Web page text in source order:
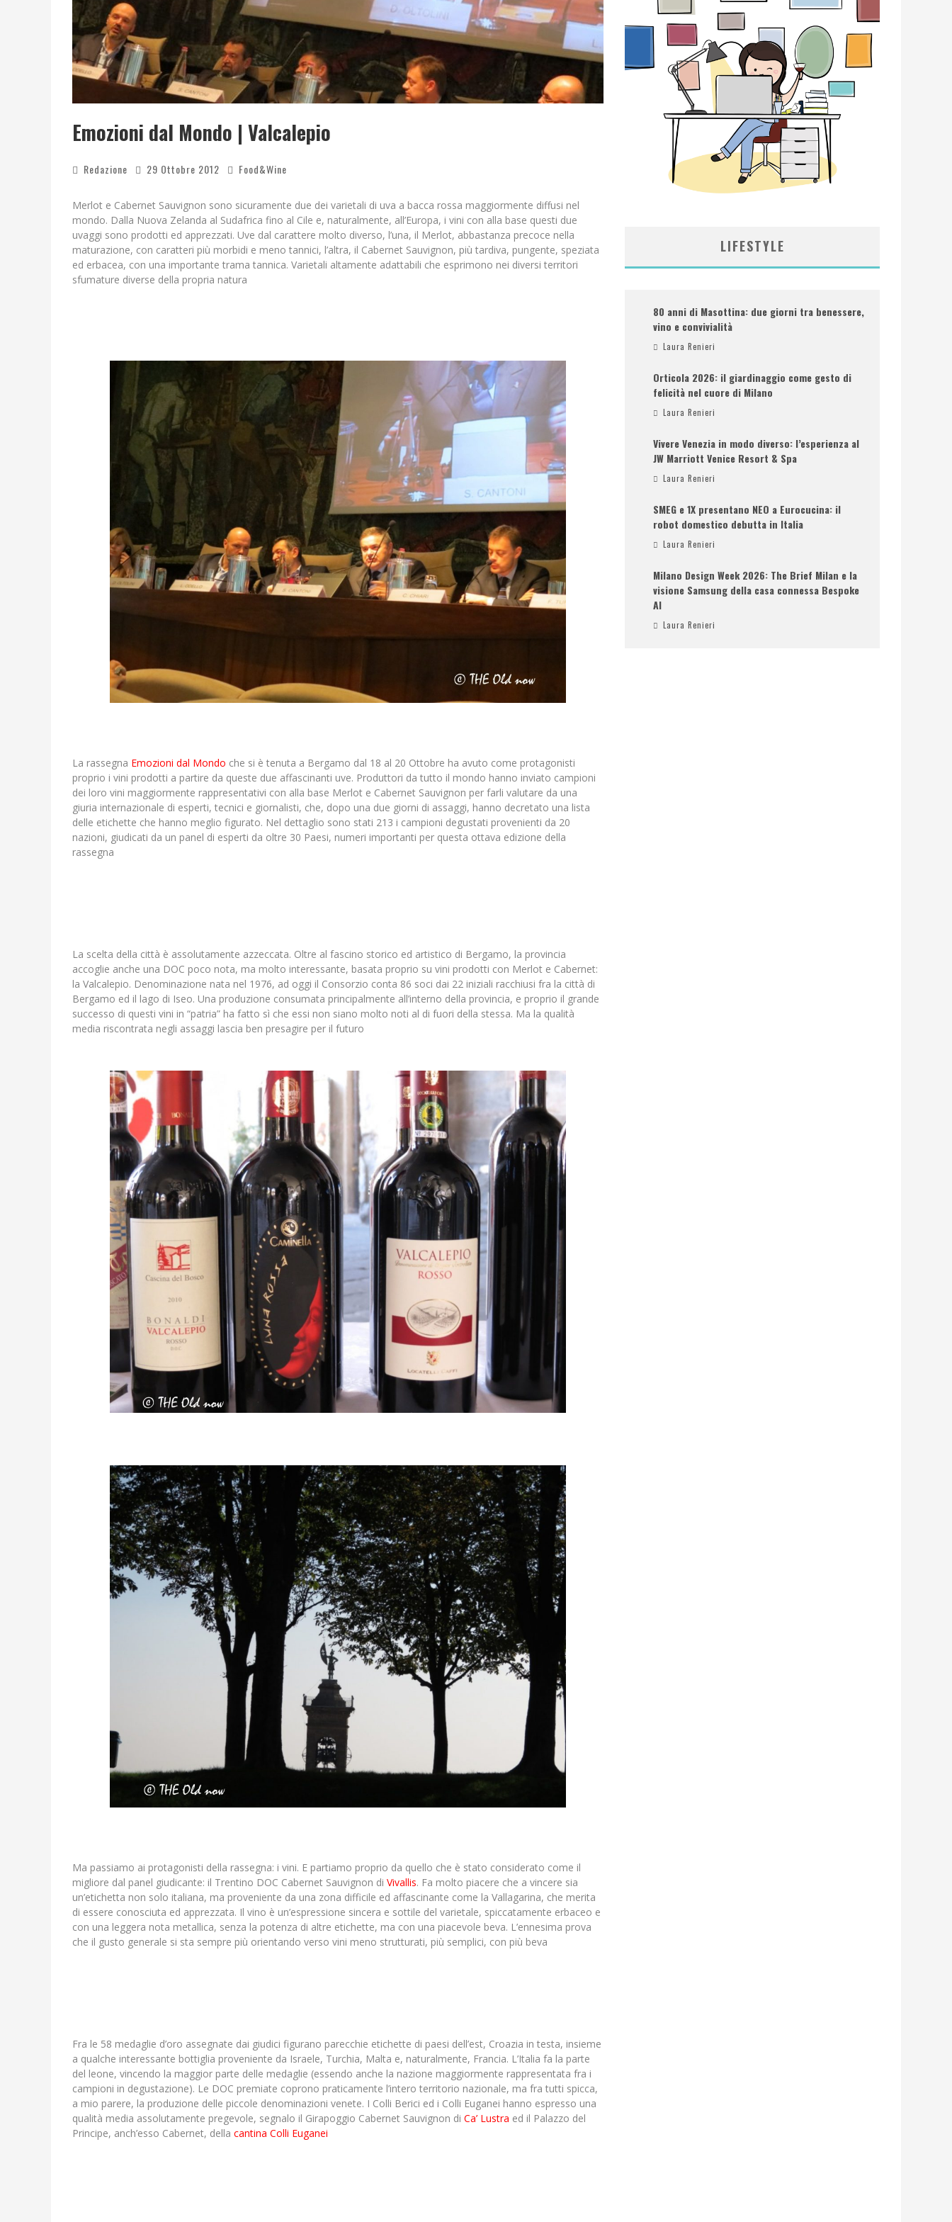
Emozioni dal Mondo | Valcalepio
Redazione 29 Ottobre 2012 Food&Wine
Merlot e Cabernet Sauvignon sono sicuramente due dei varietali di uva a bacca rossa maggiormente diffusi nel
mondo. Dalla Nuova Zelanda al Sudafrica fino al Cile e, naturalmente, all’Europa, i vini con alla base questi due
uvaggi sono prodotti ed apprezzati. Uve dal carattere molto diverso, l’una, il Merlot, abbastanza precoce nella
maturazione, con caratteri più morbidi e meno tannici, l’altra, il Cabernet Sauvignon, più tardiva, pungente, speziata
ed erbacea, con una importante trama tannica. Varietali altamente adattabili che esprimono nei diversi territori
sfumature diverse della propria natura
La rassegna Emozioni dal Mondo che si è tenuta a Bergamo dal 18 al 20 Ottobre ha avuto come protagonisti
proprio i vini prodotti a partire da queste due affascinanti uve. Produttori da tutto il mondo hanno inviato campioni
dei loro vini maggiormente rappresentativi con alla base Merlot e Cabernet Sauvignon per farli valutare da una
giuria internazionale di esperti, tecnici e giornalisti, che, dopo una due giorni di assaggi, hanno decretato una lista
delle etichette che hanno meglio figurato. Nel dettaglio sono stati 213 i campioni degustati provenienti da 20
nazioni, giudicati da un panel di esperti da oltre 30 Paesi, numeri importanti per questa ottava edizione della
rassegna
La scelta della città è assolutamente azzeccata. Oltre al fascino storico ed artistico di Bergamo, la provincia
accoglie anche una DOC poco nota, ma molto interessante, basata proprio su vini prodotti con Merlot e Cabernet:
la Valcalepio. Denominazione nata nel 1976, ad oggi il Consorzio conta 86 soci dai 22 iniziali racchiusi fra la città di
Bergamo ed il lago di Iseo. Una produzione consumata principalmente all’interno della provincia, e proprio il grande
successo di questi vini in “patria” ha fatto sì che essi non siano molto noti al di fuori della stessa. Ma la qualità
media riscontrata negli assaggi lascia ben presagire per il futuro
Ma passiamo ai protagonisti della rassegna: i vini. E partiamo proprio da quello che è stato considerato come il
migliore dal panel giudicante: il Trentino DOC Cabernet Sauvignon di Vivallis. Fa molto piacere che a vincere sia
un’etichetta non solo italiana, ma proveniente da una zona difficile ed affascinante come la Vallagarina, che merita
di essere conosciuta ed apprezzata. Il vino è un’espressione sincera e sottile del varietale, spiccatamente erbaceo e
con una leggera nota metallica, senza la potenza di altre etichette, ma con una piacevole beva. L’ennesima prova
che il gusto generale si sta sempre più orientando verso vini meno strutturati, più semplici, con più beva
Fra le 58 medaglie d’oro assegnate dai giudici figurano parecchie etichette di paesi dell’est, Croazia in testa, insieme
a qualche interessante bottiglia proveniente da Israele, Turchia, Malta e, naturalmente, Francia. L’Italia fa la parte
del leone, vincendo la maggior parte delle medaglie (essendo anche la nazione maggiormente rappresentata fra i
campioni in degustazione). Le DOC premiate coprono praticamente l’intero territorio nazionale, ma fra tutti spicca,
a mio parere, la produzione delle piccole denominazioni venete. I Colli Berici ed i Colli Euganei hanno espresso una
qualità media assolutamente pregevole, segnalo il Girapoggio Cabernet Sauvignon di Ca’ Lustra ed il Palazzo del
Principe, anch’esso Cabernet, della cantina Colli Euganei
LIFESTYLE
80 anni di Masottina: due giorni tra benessere,
vino e convivialità
Laura Renieri
Orticola 2026: il giardinaggio come gesto di
felicità nel cuore di Milano
Laura Renieri
Vivere Venezia in modo diverso: l’esperienza al
JW Marriott Venice Resort & Spa
Laura Renieri
SMEG e 1X presentano NEO a Eurocucina: il
robot domestico debutta in Italia
Laura Renieri
Milano Design Week 2026: The Brief Milan e la
visione Samsung della casa connessa Bespoke
AI
Laura Renieri